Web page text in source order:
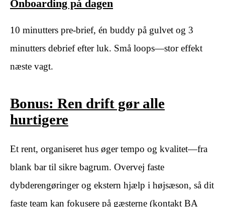
Onboarding på dagen
10 minutters pre-brief, én buddy på gulvet og 3
minutters debrief efter luk. Små loops—stor effekt
næste vagt.
Bonus: Ren drift gør alle
hurtigere
Et rent, organiseret hus øger tempo og kvalitet—fra
blank bar til sikre bagrum. Overvej faste
dybderengøringer og ekstern hjælp i højsæson, så dit
faste team kan fokusere på gæsterne (kontakt BA